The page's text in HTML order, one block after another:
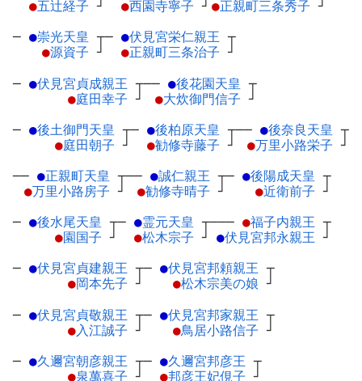
●五辻経子 ┘
●西園寺寧子 ┘ ●正親町三条秀子 ┘
─ ●崇光天皇 ┬
●源資子 ┘
─ ●伏見宮栄仁親王 ┬
●正親町三条治子 ┘
─ ●伏見宮貞成親王 ┬
●庭田幸子 ┘
── ●後花園天皇 ┬
●大炊御門信子 ┘
─ ●後土御門天皇 ┬
●庭田朝子 ┘
─ ●後柏原天皇 ┬
●勧修寺藤子 ┘
── ●後奈良天皇 ┬
●万里小路栄子 ┘
── ●正親町天皇 ┬
●万里小路房子 ┘
── ●誠仁親王 ┬
●勧修寺晴子 ┘
─ ●後陽成天皇 ┬
●近衛前子 ┘
─ ●後水尾天皇 ┬
●園国子 ┘
─ ●霊元天皇 ┬
●松木宗子 ┘
─── ●福子内親王 ┬
●伏見宮邦永親王 ┘
─ ●伏見宮貞建親王 ┬
●岡本先子 ┘
─ ●伏見宮邦頼親王 ┬
●松木宗美の娘 ┘
─ ●伏見宮貞敬親王 ┬
●入江誠子 ┘
─ ●伏見宮邦家親王 ┬
●鳥居小路信子 ┘
─ ●久邇宮朝彦親王 ┬
●泉萬喜子 ┘
─ ●久邇宮邦彦王 ┬
●邦彦王妃俔子 ┘